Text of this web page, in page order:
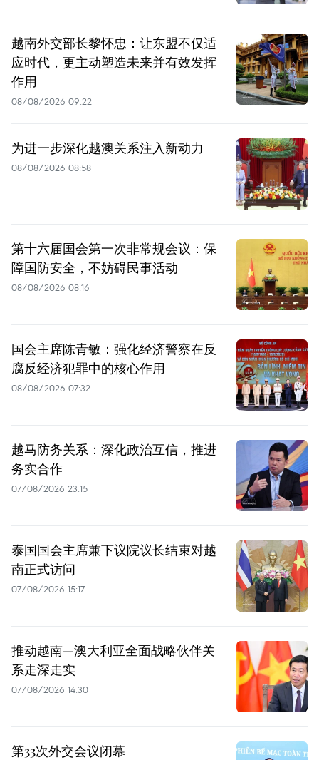
越南外交部长黎怀忠：让东盟不仅适
应时代，更主动塑造未来并有效发挥
作用
08/08/2026 09:22
为进一步深化越澳关系注入新动力
08/08/2026 08:58
第十六届国会第一次非常规会议：保
障国防安全，不妨碍民事活动
08/08/2026 08:16
国会主席陈青敏：强化经济警察在反
腐反经济犯罪中的核心作用
08/08/2026 07:32
越马防务关系：深化政治互信，推进
务实合作
07/08/2026 23:15
泰国国会主席兼下议院议长结束对越
南正式访问
07/08/2026 15:17
推动越南—澳大利亚全面战略伙伴关
系走深走实
07/08/2026 14:30
第33次外交会议闭幕